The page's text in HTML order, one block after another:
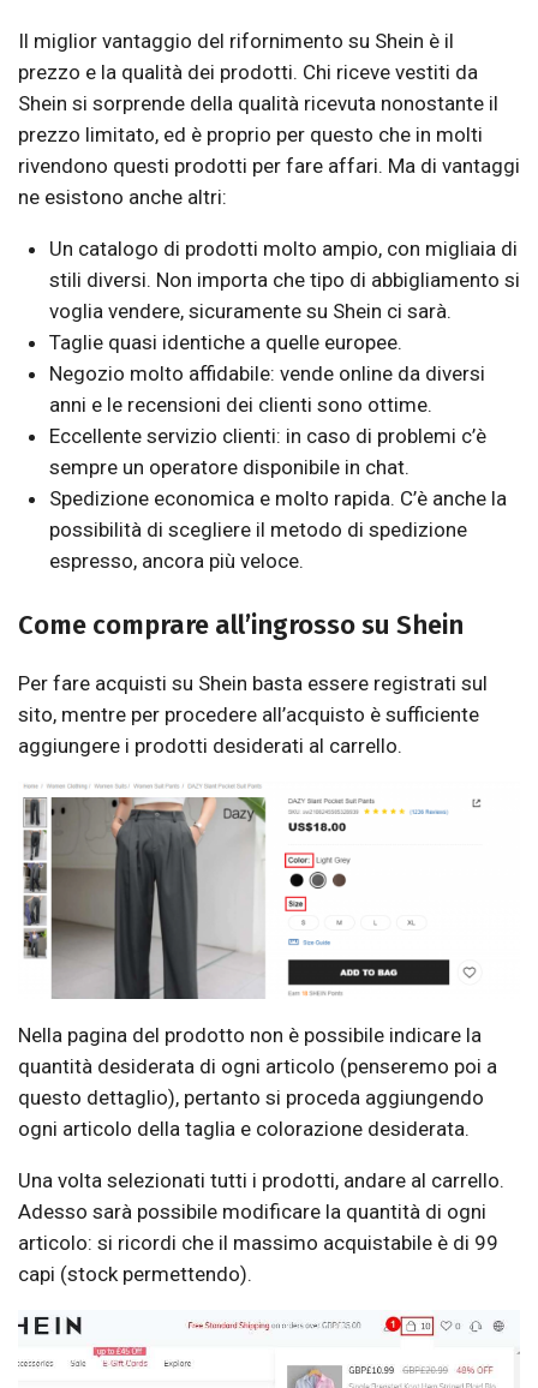
Il miglior vantaggio del rifornimento su Shein è il
prezzo e la qualità dei prodotti. Chi riceve vestiti da
Shein si sorprende della qualità ricevuta nonostante il
prezzo limitato, ed è proprio per questo che in molti
rivendono questi prodotti per fare affari. Ma di vantaggi
ne esistono anche altri:
Un catalogo di prodotti molto ampio, con migliaia di
stili diversi. Non importa che tipo di abbigliamento si
voglia vendere, sicuramente su Shein ci sarà.
Taglie quasi identiche a quelle europee.
Negozio molto affidabile: vende online da diversi
anni e le recensioni dei clienti sono ottime.
Eccellente servizio clienti: in caso di problemi c’è
sempre un operatore disponibile in chat.
Spedizione economica e molto rapida. C’è anche la
possibilità di scegliere il metodo di spedizione
espresso, ancora più veloce.
Come comprare all’ingrosso su Shein
Per fare acquisti su Shein basta essere registrati sul
sito, mentre per procedere all’acquisto è sufficiente
aggiungere i prodotti desiderati al carrello.
Nella pagina del prodotto non è possibile indicare la
quantità desiderata di ogni articolo (penseremo poi a
questo dettaglio), pertanto si proceda aggiungendo
ogni articolo della taglia e colorazione desiderata.
Una volta selezionati tutti i prodotti, andare al carrello.
Adesso sarà possibile modificare la quantità di ogni
articolo: si ricordi che il massimo acquistabile è di 99
capi (stock permettendo).